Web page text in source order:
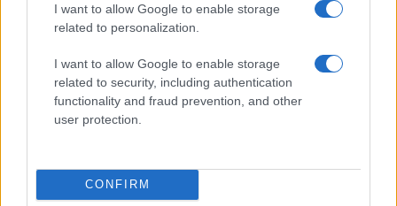
I want to allow Google to enable storage
related to personalization.
I want to allow Google to enable storage
related to security, including authentication
functionality and fraud prevention, and other
user protection.
CONFIRM
Il Mirandés e il suo allenatore italiano: una storia di successo
Guida Completa al Campionato Mondiale di Calcio: Storia,
Curiosità e Record Incredibili
Quando il gioco di squadra insegna a vivere: calcio, storia e
5 Convocazione dei calciatori per la Coppa Italia Serie C